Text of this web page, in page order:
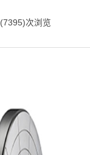
(7395)次浏览